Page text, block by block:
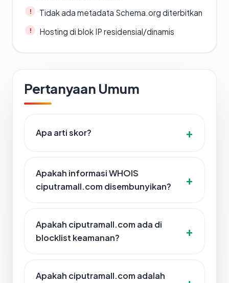
Tidak ada metadata Schema.org diterbitkan
Hosting di blok IP residensial/dinamis
Pertanyaan Umum
Apa arti skor?
Apakah informasi WHOIS
ciputramall.com disembunyikan?
Apakah ciputramall.com ada di
blocklist keamanan?
Apakah ciputramall.com adalah